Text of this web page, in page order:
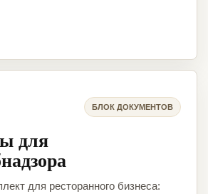
БЛОК ДОКУМЕНТОВ
для
для ресторанного бизнеса: